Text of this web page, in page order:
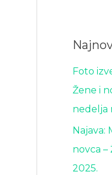
Foto
Žene i
nedelja
Najava:
novca –
2025.